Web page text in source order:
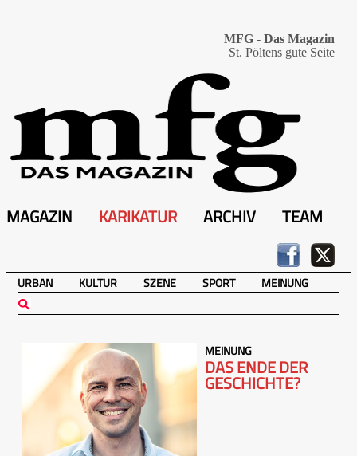
MFG - Das Magazin
St. Pöltens gute Seite
MAGAZIN KARIKATUR ARCHIV TEAM
URBAN KULTUR SZENE SPORT MEINUNG
MEINUNG
DAS ENDE DER
GESCHICHTE?